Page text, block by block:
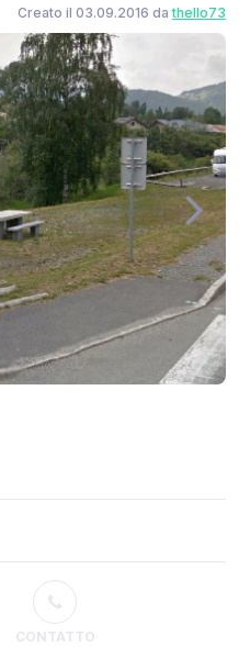
Creato il 03.09.2016 dathello73
CONTATTO